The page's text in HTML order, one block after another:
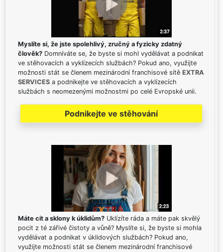
Myslíte si, že jste spolehlivý, zručný a fyzicky zdatný
člověk? Domníváte se, že byste si mohl vydělávat a podnikat
ve stěhovacích a vyklízecích službách? Pokud ano, využijte
možnosti stát se členem mezinárodní franchisové sítě EXTRA
SERVICES a podnikejte ve stěhovacích a vyklízecích
službách s neomezenými možnostmi po celé Evropské unii.
Podnikejte ve stěhování
Máte cit a sklony k úklidům? Uklízíte ráda a máte pak skvělý
pocit z té zářivé čistoty a vůně? Myslíte si, že byste si mohla
vydělávat a podnikat v úklidových službách? Pokud ano,
využijte možnosti stát se členem mezinárodní franchisové